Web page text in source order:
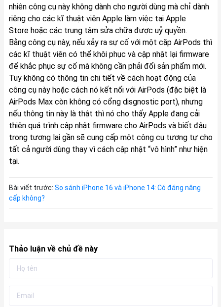
nhiên công cụ này không dành cho người dùng mà chỉ dành
riêng cho các kĩ thuật viên Apple làm việc tại Apple
Store hoặc các trung tâm sửa chữa được uỷ quyền.
Bằng công cụ này, nếu xảy ra sự cố với một cặp AirPods thì
các kĩ thuật viên có thể khôi phục và cập nhật lại firmware
để khắc phục sự cố mà không cần phải đổi sản phẩm mới.
Tuy không có thông tin chi tiết về cách hoạt động của
công cụ này hoặc cách nó kết nối với AirPods (đặc biệt là
AirPods Max còn không có cổng disgnostic port), nhưng
nếu thông tin này là thật thì nó cho thấy Apple đang cải
thiện quá trình cập nhật firmware cho AirPods và biết đâu
trong tương lai gần sẽ cung cấp một công cụ tương tự cho
tất cả người dùng thay vì cách cập nhật “vô hình” như hiện
tại.
Bài viết trước: So sánh iPhone 16 và iPhone 14: Có đáng nâng
cấp không?
Thảo luận về chủ đề này